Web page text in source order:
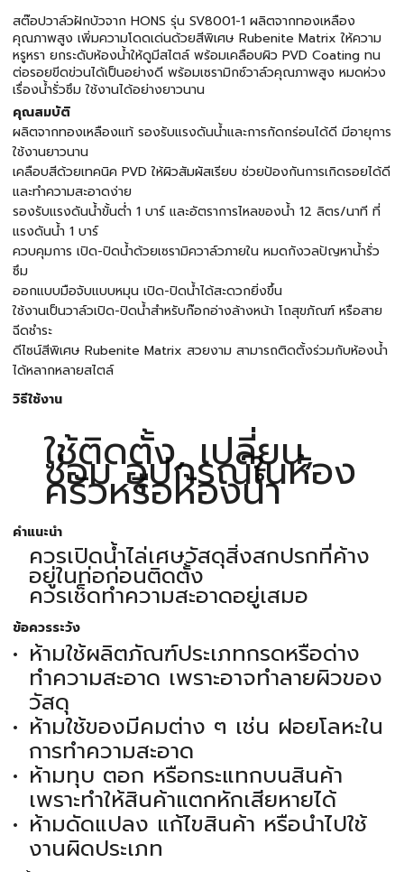
สต๊อปวาล์วฝักบัวจาก HONS รุ่น SV8001-1 ผลิตจากทองเหลือง
คุณภาพสูง เพิ่มความโดดเด่นด้วยสีพิเศษ Rubenite Matrix ให้ความ
หรูหรา ยกระดับห้องน้ำให้ดูมีสไตล์ พร้อมเคลือบผิว PVD Coating ทน
ต่อรอยขีดข่วนได้เป็นอย่างดี พร้อมเซรามิกซ์วาล์วคุณภาพสูง หมดห่วง
เรื่องน้ำรั่วซึม ใช้งานได้อย่างยาวนาน
คุณสมบัติ
ผลิตจากทองเหลืองแท้ รองรับแรงดันน้ำและการกัดกร่อนได้ดี มีอายุการ
ใช้งานยาวนาน
เคลือบสีด้วยเทคนิค PVD ให้ผิวสัมผัสเรียบ ช่วยป้องกันการเกิดรอยได้ดี
และทำความสะอาดง่าย
รองรับแรงดันน้ำขั้นต่ำ 1 บาร์ และอัตราการไหลของน้ำ 12 ลิตร/นาที ที่
แรงดันน้ำ 1 บาร์
ควบคุมการ เปิด-ปิดน้ำด้วยเซรามิควาล์วภายใน หมดกังวลปัญหาน้ำรั่ว
ซึม
ออกแบบมือจับแบบหมุน เปิด-ปิดน้ำได้สะดวกยิ่งขึ้น
ใช้งานเป็นวาล์วเปิด-ปิดน้ำสำหรับก๊อกอ่างล้างหน้า โถสุขภัณฑ์ หรือสาย
ฉีดชำระ
ดีไซน์สีพิเศษ Rubenite Matrix สวยงาม สามารถติดตั้งร่วมกับห้องน้ำ
ได้หลากหลายสไตล์
วิธีใช้งาน
ใช้ติดตั้ง, เปลี่ยน,
ซ่อม อุปกรณ์ในห้อง
ครัวหรือห้องน้ำ
คำแนะนำ
ควรเปิดน้ำไล่เศษวัสดุสิ่งสกปรกที่ค้าง
อยู่ในท่อก่อนติดตั้ง
ควรเช็ดทำความสะอาดอยู่เสมอ
ข้อควรระวัง
ห้ามใช้ผลิตภัณฑ์ประเภทกรดหรือด่าง
ทำความสะอาด เพราะอาจทำลายผิวของ
วัสดุ
ห้ามใช้ของมีคมต่าง ๆ เช่น ฝอยโลหะใน
การทำความสะอาด
ห้ามทุบ ตอก หรือกระแทกบนสินค้า
เพราะทำให้สินค้าแตกหักเสียหายได้
ห้ามดัดแปลง แก้ไขสินค้า หรือนำไปใช้
งานผิดประเภท